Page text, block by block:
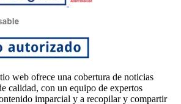
web ofrece una cobertura de noticias
calidad, con un equipo de expertos
imparcial y a recopilar y compartir